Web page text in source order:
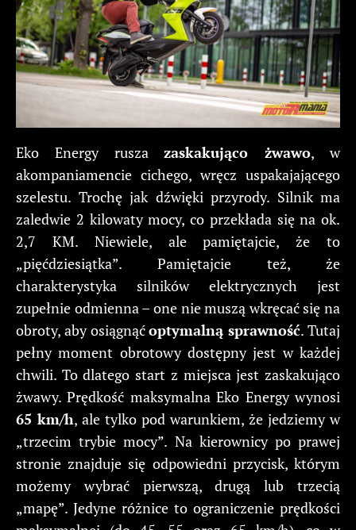
Eko Energy ruszazaskakująco żwawo, w
akompaniamencie cichego, wręcz uspakajającego
szelestu. Trochę jak dźwięki przyrody. Silnik ma
zaledwie 2 kilowaty mocy, co przekłada się na ok.
2,7 KM. Niewiele, ale pamiętajcie, że to
„pięćdziesiątka”. Pamiętajcie też, że
charakterystyka silników elektrycznych jest
zupełnie odmienna – one nie muszą wkręcać się na
obroty, aby osiągnąćoptymalną sprawność. Tutaj
pełny moment obrotowy dostępny jest w każdej
chwili. To dlatego start z miejsca jest zaskakująco
żwawy. Prędkość maksymalna Eko Energy wynosi
65 km/h, ale tylko pod warunkiem, że jedziemy w
„trzecim trybie mocy”. Na kierownicy po prawej
stronie znajduje się odpowiedni przycisk, którym
możemy wybrać pierwszą, drugą lub trzecią
„mapę”. Jedyne różnice to ograniczenie prędkości